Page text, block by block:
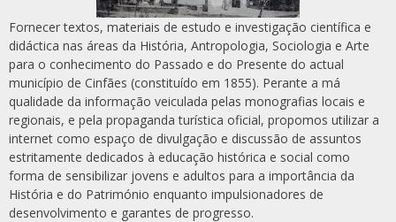
Fornecer textos, materiais de estudo e investigação científica e
didáctica nas áreas da História, Antropologia, Sociologia e Arte
para o conhecimento do Passado e do Presente do actual
município de Cinfães (constituído em 1855). Perante a má
qualidade da informação veiculada pelas monografias locais e
regionais, e pela propaganda turística oficial, propomos utilizar a
internet como espaço de divulgação e discussão de assuntos
estritamente dedicados à educação histórica e social como
forma de sensibilizar jovens e adultos para a importância da
História e do Património enquanto impulsionadores de
desenvolvimento e garantes de progresso.